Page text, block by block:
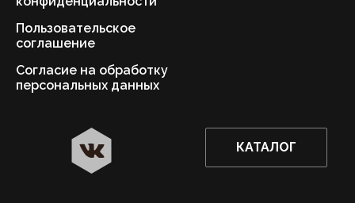
Пользовательское
соглашение
Согласие на обработку
персональных данных
КАТАЛОГ